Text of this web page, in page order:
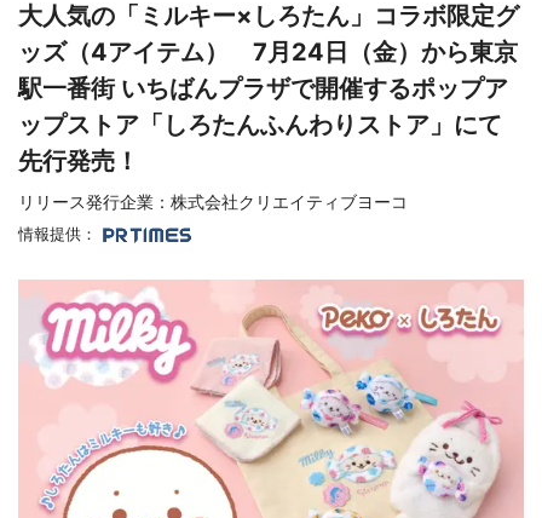
大人気の「ミルキー×しろたん」コラボ限定グ
ッズ（4アイテム） 7月24日（金）から東京
駅一番街 いちばんプラザで開催するポップア
ップストア「しろたんふんわりストア」にて
先行発売！
リリース発行企業：株式会社クリエイティブヨーコ
情報提供：